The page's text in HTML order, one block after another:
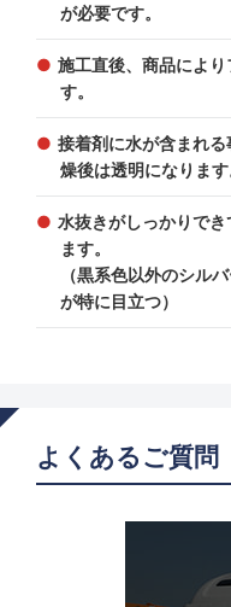
が必要です。
施工直後、商品によ
す。
接着剤に水が含まれ
燥後は透明になります
水抜きがしっかりで
ます。
（黒系色以外のシル
が特に目立つ）
よくあるご質問